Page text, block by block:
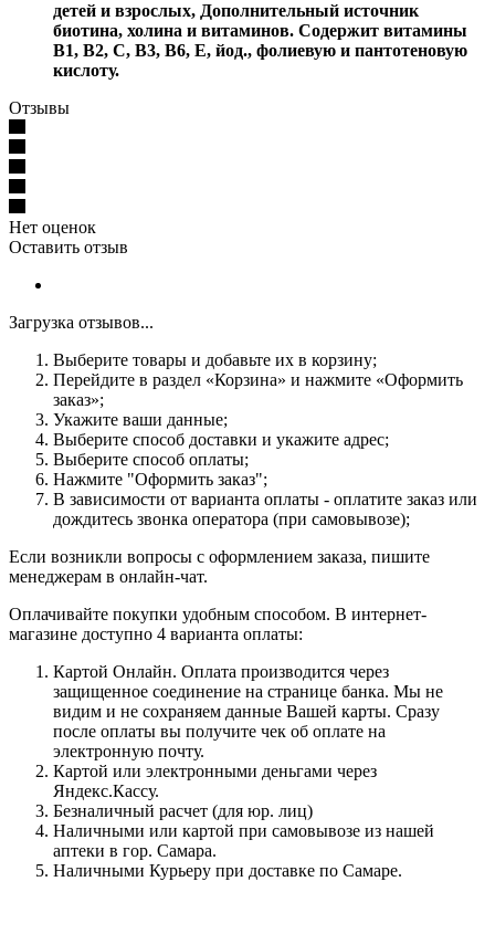
детей и взрослых, Дополнительный источник
биотина, холина и витаминов. Содержит витамины
В1, В2, С, В3, В6, Е, йод., фолиевую и пантотеновую
кислоту.
Отзывы
Нет оценок
Оставить отзыв
Загрузка отзывов...
Выберите товары и добавьте их в корзину;
Перейдите в раздел «Корзина» и нажмите «Оформить
заказ»;
Укажите ваши данные;
Выберите способ доставки и укажите адрес;
Выберите способ оплаты;
Нажмите "Оформить заказ";
В зависимости от варианта оплаты - оплатите заказ или
дождитесь звонка оператора (при самовывозе);
Если возникли вопросы с оформлением заказа, пишите
менеджерам в онлайн-чат.
Оплачивайте покупки удобным способом. В интернет-
магазине доступно 4 варианта оплаты:
Картой Онлайн. Оплата производится через
защищенное соединение на странице банка. Мы не
видим и не сохраняем данные Вашей карты. Сразу
после оплаты вы получите чек об оплате на
электронную почту.
Картой или электронными деньгами через
Яндекс.Кассу.
Безналичный расчет (для юр. лиц)
Наличными или картой при самовывозе из нашей
аптеки в гор. Самара.
Наличными Курьеру при доставке по Самаре.